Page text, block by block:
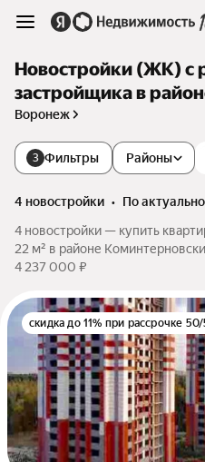
Новостройки (ЖК) с
застройщика в
Воронеж
3 Фильтры Районы
4 новостройки •
по
4 новостройки — купить
22 м² в районе
4 237 000 ₽
скидка до 11% при рассрочке